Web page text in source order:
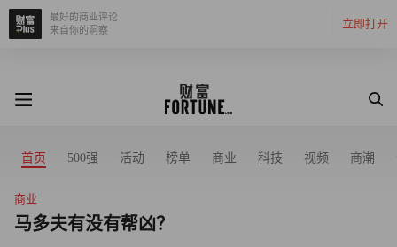
立即打开
最好的商业评论
来自你的洞察
首页 500强 活动 榜单 商业 科技 视频 商潮
商业
马多夫有没有帮凶？